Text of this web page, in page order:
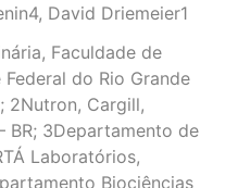
4, David Driemeier1
Faculdade de
do Rio Grande
2Nutron, Cargill,
BR; 3Departamento de
Laboratórios,
Biociências